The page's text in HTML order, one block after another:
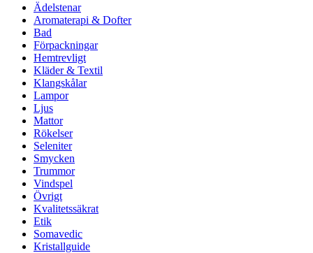
Ädelstenar
Aromaterapi & Dofter
Bad
Förpackningar
Hemtrevligt
Kläder & Textil
Klangskålar
Lampor
Ljus
Mattor
Rökelser
Seleniter
Smycken
Trummor
Vindspel
Övrigt
Kvalitetssäkrat
Etik
Somavedic
Kristallguide